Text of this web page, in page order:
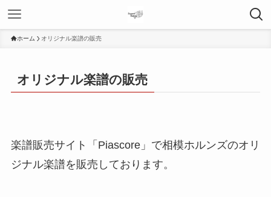
ホーム オリジナル楽譜の販売
オリジナル楽譜の販売
楽譜販売サイト「Piascore」で相模ホルンズのオリ
ジナル楽譜を販売しております。